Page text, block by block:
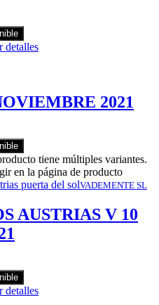
detalles
2021
tiene múltiples variantes.
en la página de producto
VADEMENTE SL
AUSTRIAS V 10
detalles